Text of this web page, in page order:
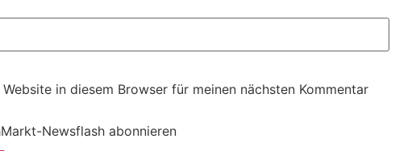
in diesem Browser für meinen nächsten Kommentar
Newsflash abonnieren